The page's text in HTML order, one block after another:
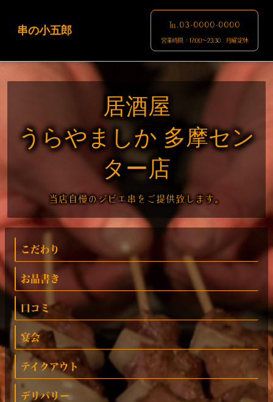
串の小五郎 ℡.03-0000-0000
営業時間：17:00～23:30 月曜定休
居酒屋
うらやましか 多摩セン
ター店
当店自慢のジビエ串をご提供致します。
こだわり
お品書き
口コミ
宴会
テイクアウト
デリバリー